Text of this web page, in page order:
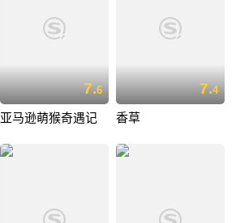
7.6
亚马逊萌猴奇遇记
7.4
香草